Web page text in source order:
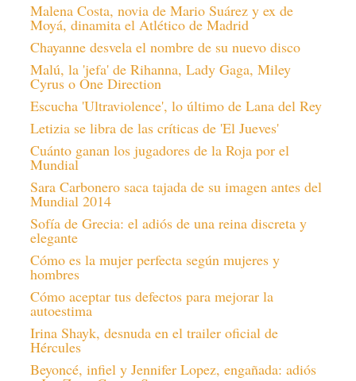
Malena Costa, novia de Mario Suárez y ex de
Moyá, dinamita el Atlético de Madrid
Chayanne desvela el nombre de su nuevo disco
Malú, la 'jefa' de Rihanna, Lady Gaga, Miley
Cyrus o One Direction
Escucha 'Ultraviolence', lo último de Lana del Rey
Letizia se libra de las críticas de 'El Jueves'
Cuánto ganan los jugadores de la Roja por el
Mundial
Sara Carbonero saca tajada de su imagen antes del
Mundial 2014
Sofía de Grecia: el adiós de una reina discreta y
elegante
Cómo es la mujer perfecta según mujeres y
hombres
Cómo aceptar tus defectos para mejorar la
autoestima
Irina Shayk, desnuda en el trailer oficial de
Hércules
Beyoncé, infiel y Jennifer Lopez, engañada: adiós